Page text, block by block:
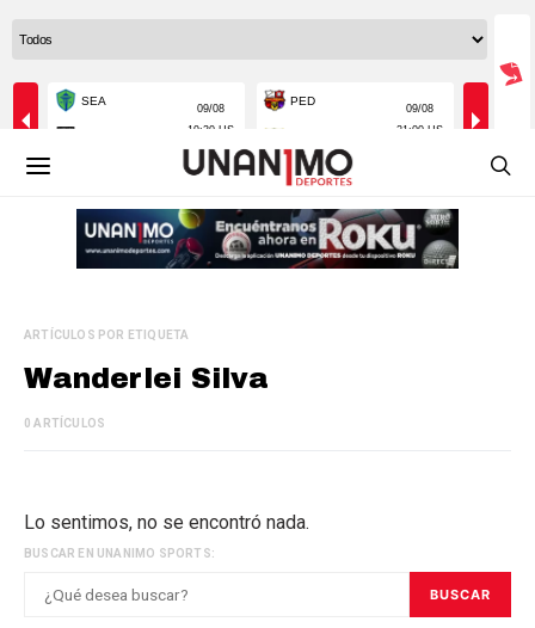
ARTÍCULOS POR ETIQUETA
Wanderlei Silva
0 ARTÍCULOS
Lo sentimos, no se encontró nada.
BUSCAR EN UNANIMO SPORTS:
BUSCAR